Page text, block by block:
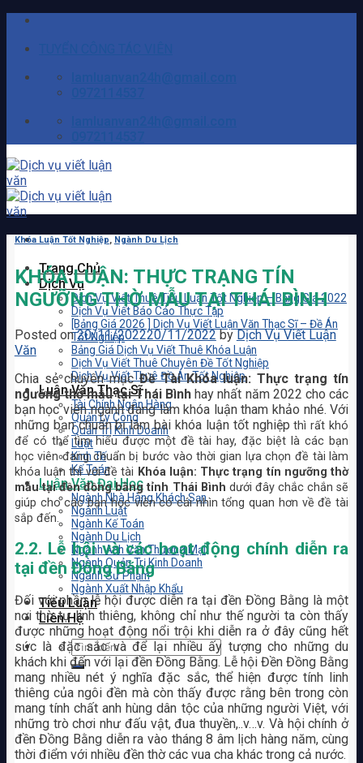
Skip
content
Trang Chủ
Dịch Vụ
Dịch Vụ Viết Thuê Tiểu Luận Tốt Nghiệp – Bảng Giá 2022
Dịch Vụ Viết Báo Cáo Thực Tập
[Bảng Giá 2026 ] Dịch Vụ Viết Luận Văn Thạc Sĩ – Đề Án
Tốt Nghiệp
Bảng Giá Dịch Vụ Viết Thuê Khóa Luận
Dịch Vụ Viết Thuê Chuyên Đề Tốt Nghiệp
Dịch Vụ Viết Thuê Đồ Án Tốt Nghiệp
Luận Văn Thạc Sĩ
Tài Chính Ngân Hàng
Quản Lý Công
Quản Trị Kinh Doanh
Luật
Kinh Tế
Kế Toán
Luận Văn Đại Học
Ngành Nhà Hàng Khách Sạn
Ngành Luật
Ngành Kế Toán
Ngành Du Lịch
Ngành Anh Văn Thương Mại
Ngành Quản Trị Kinh Doanh
Ngành Sư Phạm
Ngành Xuất Nhập Khẩu
Tiểu Luận
Liên Hệ
Khóa Luận Tốt Nghiệp, Ngành Du Lịch
KHÓA LUẬN: THỰC TRẠNG TÍN
NGƯỠNG THỜ MẪU TẠI THÁI BÌNH
Posted on20/11/202220/11/2022byDịch Vụ Viết Luận
Văn
Chia sẻ chuyên mụcĐề Tài Khóa luận: Thực trạng tín
ngưỡng thờ mẫu tại Thái Bìnhhay nhất năm 2022 cho các
bạn học viên ngành đang làm khóa luận tham khảo nhé. Với
những bạn chuẩn bị làm bài khóa luận tốt nghiệp thì rất khó
để có thể tìm hiểu được một đề tài hay, đặc biệt là các bạn
học viên đang chuẩn bị bước vào thời gian lựa chọn đề tài làm
khóa luận thì với đề tài Khóa luận: Thực trạng tín ngưỡng thờ
mẫu tại đền đồng bằng tỉnh Thái Bình dưới đây chắc chắn sẽ
giúp cho các bạn học viên có cái nhìn tổng quan hơn về đề tài
sắp đến.
2.2. Lễ hội và các hoạt động chính diễn ra
tại đền Đồng Bằng
Đối với phần lễ hội được diễn ra tại đền Đồng Bằng là một
nơi thờ tự linh thiêng, không chỉ như thế người ta còn thấy
được những hoạt động nổi trội khi diễn ra ở đây cũng hết
sức là đặc sắc và để lại nhiều ấy tượng cho những du
khách khi đến với lại đền Đồng Bằng. Lễ hội Đền Đồng Bằng
mang nhiều nét ý nghĩa đặc sắc, thể hiện được tính linh
thiêng của ngôi đền mà còn thấy được rằng bên trong còn
mang tính chất anh hùng dân tộc của những người Việt, với
những trò chơi như đấu vật, đua thuyền,..v…v. Và hội chính ở
đền Đồng Bằng diễn ra vào tháng 8 âm lịch hàng năm, cùng
thời điểm với nhiều đền thờ các vua cha khác trong cả nước.